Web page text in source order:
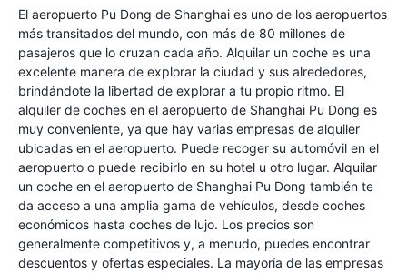
El aeropuerto Pu Dong de Shanghai es uno de los aeropuertos
más transitados del mundo, con más de 80 millones de
pasajeros que lo cruzan cada año. Alquilar un coche es una
excelente manera de explorar la ciudad y sus alrededores,
brindándote la libertad de explorar a tu propio ritmo. El
alquiler de coches en el aeropuerto de Shanghai Pu Dong es
muy conveniente, ya que hay varias empresas de alquiler
ubicadas en el aeropuerto. Puede recoger su automóvil en el
aeropuerto o puede recibirlo en su hotel u otro lugar. Alquilar
un coche en el aeropuerto de Shanghai Pu Dong también te
da acceso a una amplia gama de vehículos, desde coches
económicos hasta coches de lujo. Los precios son
generalmente competitivos y, a menudo, puedes encontrar
descuentos y ofertas especiales. La mayoría de las empresas